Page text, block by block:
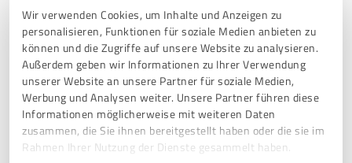
Wir verwenden Cookies, um Inhalte und Anzeigen zu
personalisieren, Funktionen für soziale Medien anbieten zu
können und die Zugriffe auf unsere Website zu analysieren.
Außerdem geben wir Informationen zu Ihrer Verwendung
unserer Website an unsere Partner für soziale Medien,
Werbung und Analysen weiter. Unsere Partner führen diese
Informationen möglicherweise mit weiteren Daten
zusammen, die Sie ihnen bereitgestellt haben oder die sie im
Rahmen Ihrer Nutzung der Dienste gesammelt haben.
5,00 von 5
SEHR GUT Empfehlung
Sieht auf meinem City-Bike extrem schick aus.
Funktionalität und Design in einem.